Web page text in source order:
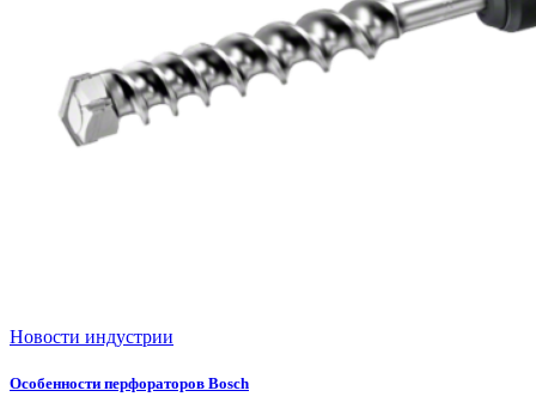
Новости индустрии
Особенности перфораторов Bosch